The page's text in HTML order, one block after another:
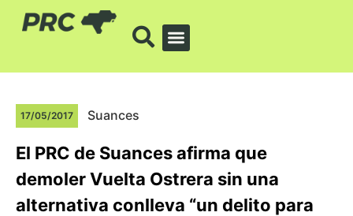
17/05/2017 Suances
El PRC de Suances afirma que
demoler Vuelta Ostrera sin una
alternativa conlleva “un delito para